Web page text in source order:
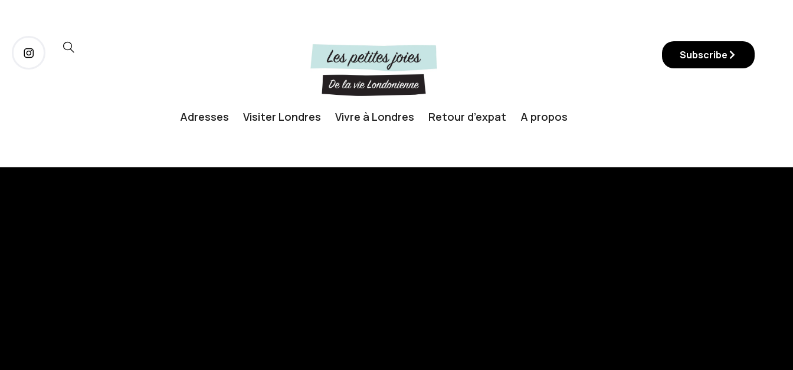
Adresses Visiter Londres Vivre à Londres Retour d’expat A propos
Subscribe